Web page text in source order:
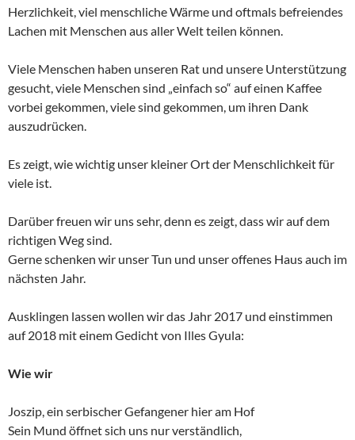
Herzlichkeit, viel menschliche Wärme und oftmals befreiendes
Lachen mit Menschen aus aller Welt teilen können.
Viele Menschen haben unseren Rat und unsere Unterstützung
gesucht, viele Menschen sind „einfach so“ auf einen Kaffee
vorbei gekommen, viele sind gekommen, um ihren Dank
auszudrücken.
Es zeigt, wie wichtig unser kleiner Ort der Menschlichkeit für
viele ist.
Darüber freuen wir uns sehr, denn es zeigt, dass wir auf dem
richtigen Weg sind.
Gerne schenken wir unser Tun und unser offenes Haus auch im
nächsten Jahr.
Ausklingen lassen wollen wir das Jahr 2017 und einstimmen
auf 2018 mit einem Gedicht von Illes Gyula:
Wie wir
Joszip, ein serbischer Gefangener hier am Hof
Sein Mund öffnet sich uns nur verständlich,